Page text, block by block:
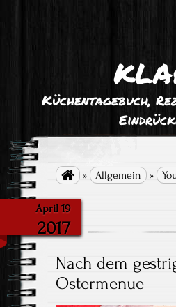
Küchentagebuch,
 » Allgemein »
April 19
2017
Nach dem
Ostermenue